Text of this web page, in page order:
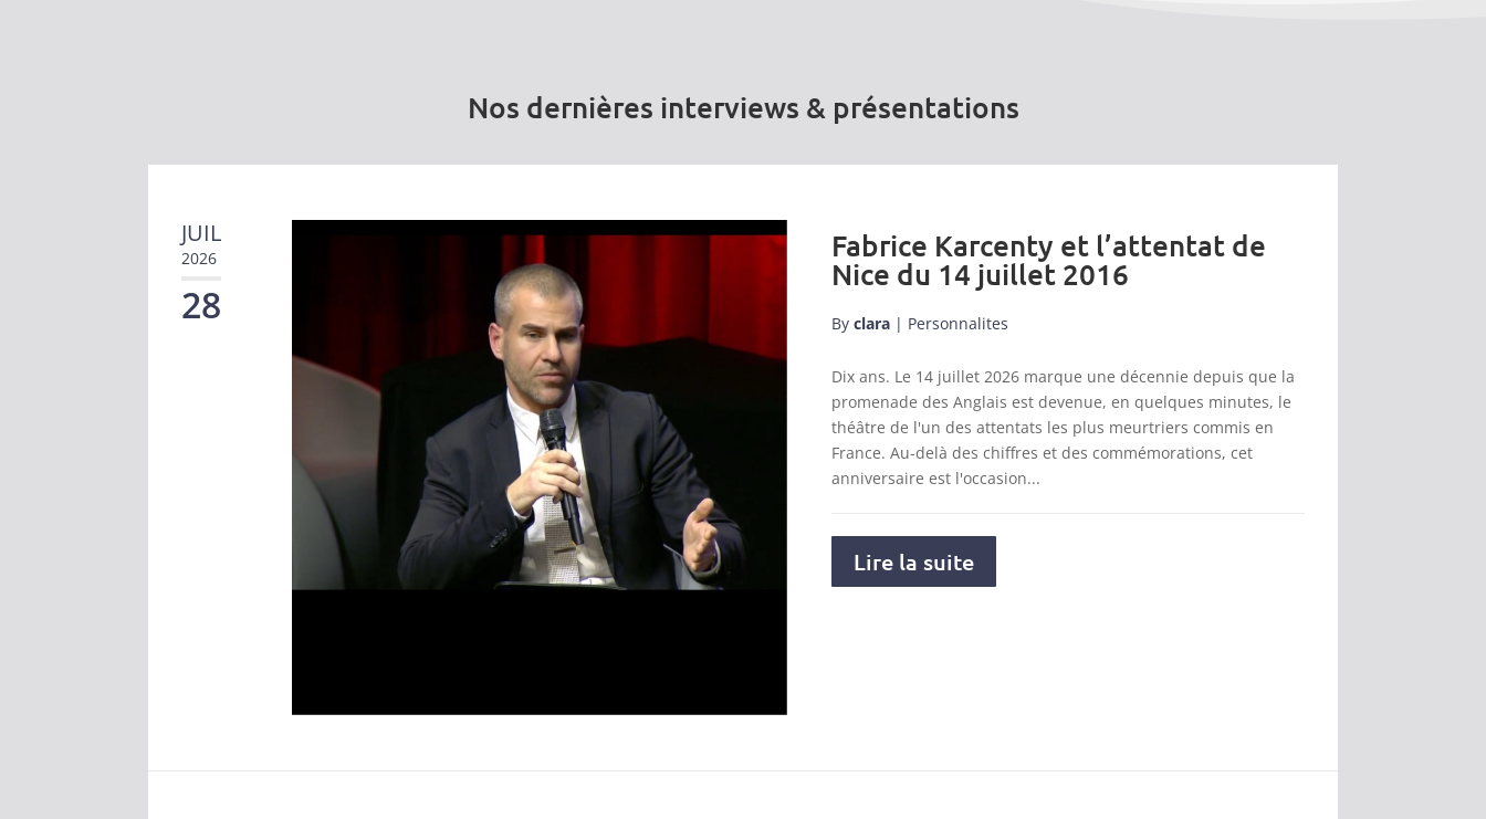
Nos dernières interviews & présentations
JUIL
2026
28
Fabrice Karcenty et l’attentat de
Nice du 14 juillet 2016
By clara | Personnalites
Dix ans. Le 14 juillet 2026 marque une décennie depuis que la
promenade des Anglais est devenue, en quelques minutes, le
théâtre de l'un des attentats les plus meurtriers commis en
France. Au-delà des chiffres et des commémorations, cet
anniversaire est l'occasion...
Lire la suite